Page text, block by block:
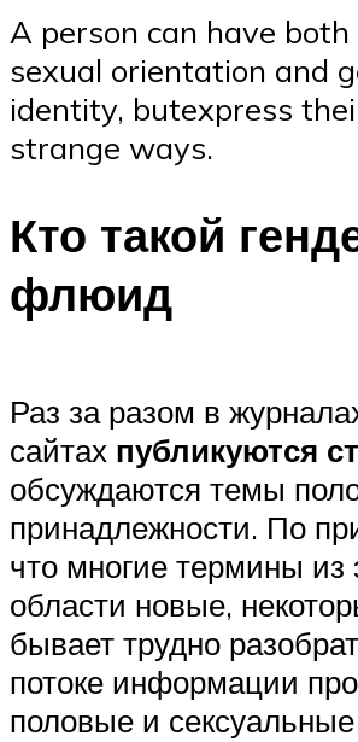
A person can have
sexual orientation and
identity, butexpress
strange ways.
Кто такой
флюид
Раз за разом в
сайтах публикуются
обсуждаются темы
принадлежности. По
что многие термины из
области новые,
бывает трудно
потоке информации
половые и